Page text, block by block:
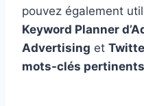
pouvez également
Keyword Planner
Advertising et
mots-clés pertinents